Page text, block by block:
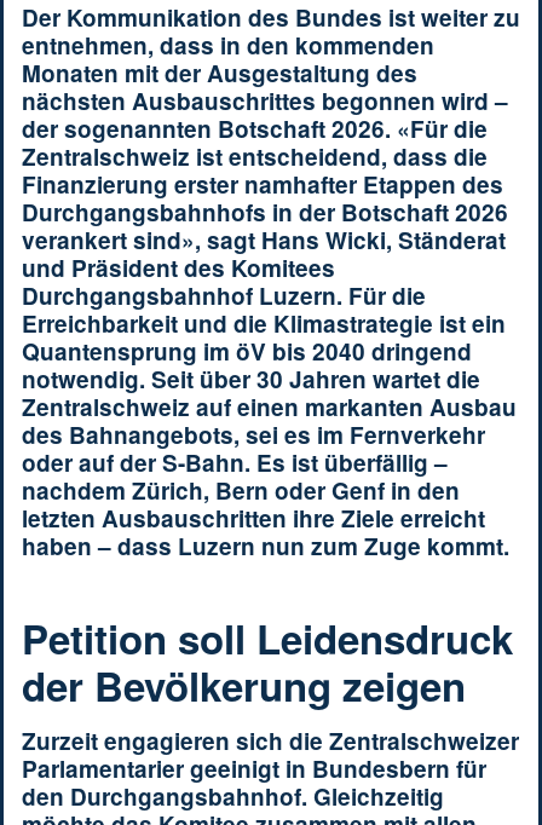
Der Kommunikation des Bundes ist weiter zu
entnehmen, dass in den kommenden
Monaten mit der Ausgestaltung des
nächsten Ausbauschrittes begonnen wird –
der sogenannten Botschaft 2026. «Für die
Zentralschweiz ist entscheidend, dass die
Finanzierung erster namhafter Etappen des
Durchgangsbahnhofs in der Botschaft 2026
verankert sind», sagt Hans Wicki, Ständerat
und Präsident des Komitees
Durchgangsbahnhof Luzern. Für die
Erreichbarkeit und die Klimastrategie ist ein
Quantensprung im öV bis 2040 dringend
notwendig. Seit über 30 Jahren wartet die
Zentralschweiz auf einen markanten Ausbau
des Bahnangebots, sei es im Fernverkehr
oder auf der S-Bahn. Es ist überfällig –
nachdem Zürich, Bern oder Genf in den
letzten Ausbauschritten ihre Ziele erreicht
haben – dass Luzern nun zum Zuge kommt.
Petition soll Leidensdruck
der Bevölkerung zeigen
Zurzeit engagieren sich die Zentralschweizer
Parlamentarier geeinigt in Bundesbern für
den Durchgangsbahnhof. Gleichzeitig